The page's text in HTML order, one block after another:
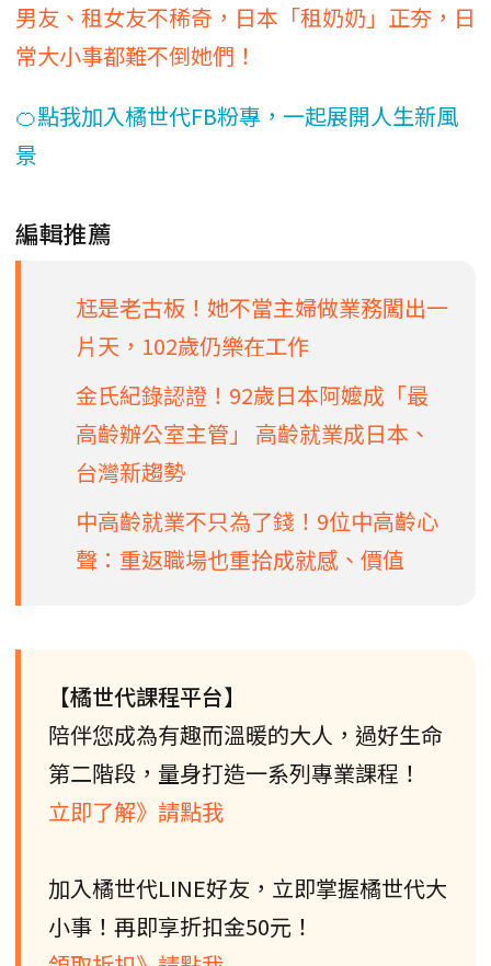
男友、租女友不稀奇，日本「租奶奶」正夯，日
常大小事都難不倒她們！
🍊點我加入橘世代FB粉專，一起展開人生新風
景
編輯推薦
尪是老古板！她不當主婦做業務闖出一
片天，102歲仍樂在工作
金氏紀錄認證！92歲日本阿嬤成「最
高齡辦公室主管」 高齡就業成日本、
台灣新趨勢
中高齡就業不只為了錢！9位中高齡心
聲：重返職場也重拾成就感、價值
【橘世代課程平台】
陪伴您成為有趣而溫暖的大人，過好生命
第二階段，量身打造一系列專業課程！
立即了解》請點我
加入橘世代LINE好友，立即掌握橘世代大
小事！再即享折扣金50元！